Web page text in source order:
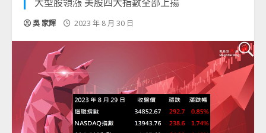
吳 家輝 2023 年 8 月 30 日